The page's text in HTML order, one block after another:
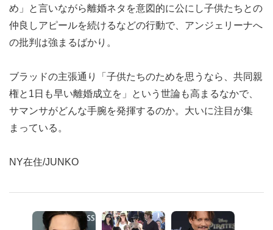
め」と言いながら離婚ネタを意図的に公にし子供たちとの
仲良しアピールを続けるなどの行動で、アンジェリーナへ
の批判は強まるばかり。
ブラッドの主張通り「子供たちのためを思うなら、共同親
権と1日も早い離婚成立を」という世論も高まるなかで、
サマンサがどんな手腕を発揮するのか。大いに注目が集
まっている。
NY在住/JUNKO